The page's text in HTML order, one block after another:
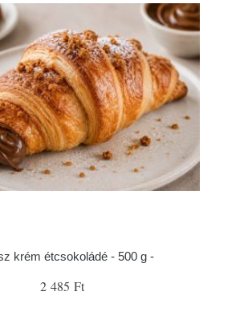
krém étcsokoládé - 500 g -
2 485 Ft